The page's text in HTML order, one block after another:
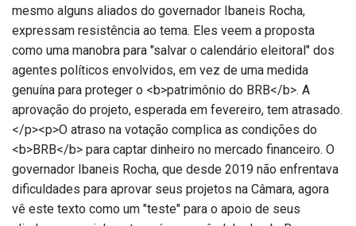
mesmo alguns aliados do governador Ibaneis Rocha,
expressam resistência ao tema. Eles veem a proposta
como uma manobra para "salvar o calendário eleitoral" dos
agentes políticos envolvidos, em vez de uma medida
genuína para proteger o <b>patrimônio do BRB</b>. A
aprovação do projeto, esperada em fevereiro, tem atrasado.
</p><p>O atraso na votação complica as condições do
<b>BRB</b> para captar dinheiro no mercado financeiro. O
governador Ibaneis Rocha, que desde 2019 não enfrentava
dificuldades para aprovar seus projetos na Câmara, agora
vê este texto como um "teste" para o apoio de seus